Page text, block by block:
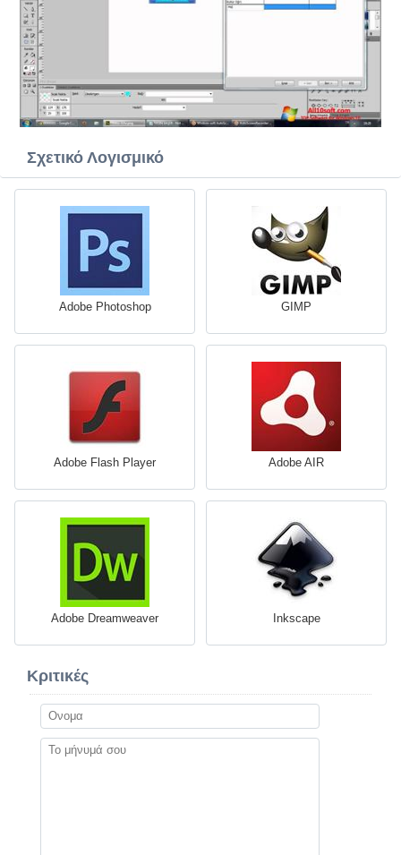
Σχετικό Λογισμικό
Adobe Photoshop GIMP
Adobe Flash Player Adobe AIR
Adobe Dreamweaver Inkscape
Κριτικές